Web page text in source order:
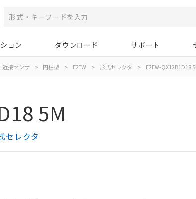
ョン ダウンロード サポート
近接センサ > 円柱型 > E2EW > 形式セレクタ > E2EW-QX12B1D18
5M
セレクタ